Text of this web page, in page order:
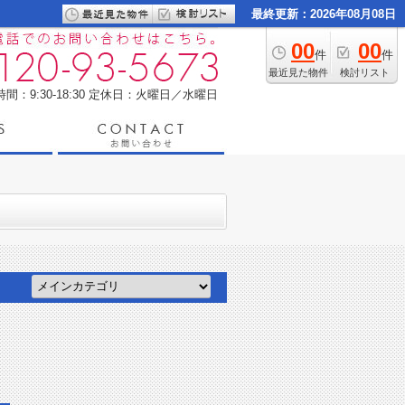
最終更新：2026年08月08日
00件
最近見た物件
00件
検討リスト
間：9:30-18:30 定休日：火曜日／水曜日